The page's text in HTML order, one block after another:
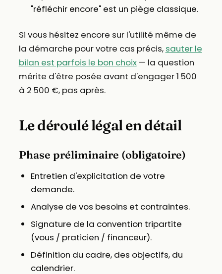
"réfléchir encore" est un piège classique.
Si vous hésitez encore sur l'utilité même de
la démarche pour votre cas précis, sauter le
bilan est parfois le bon choix— la question
mérite d'être posée avant d'engager 1 500
à 2 500 €, pas après.
Le déroulé légal en détail
Phase préliminaire (obligatoire)
Entretien d'explicitation de votre
demande.
Analyse de vos besoins et contraintes.
Signature de la convention tripartite
(vous / praticien / financeur).
Définition du cadre, des objectifs, du
calendrier.